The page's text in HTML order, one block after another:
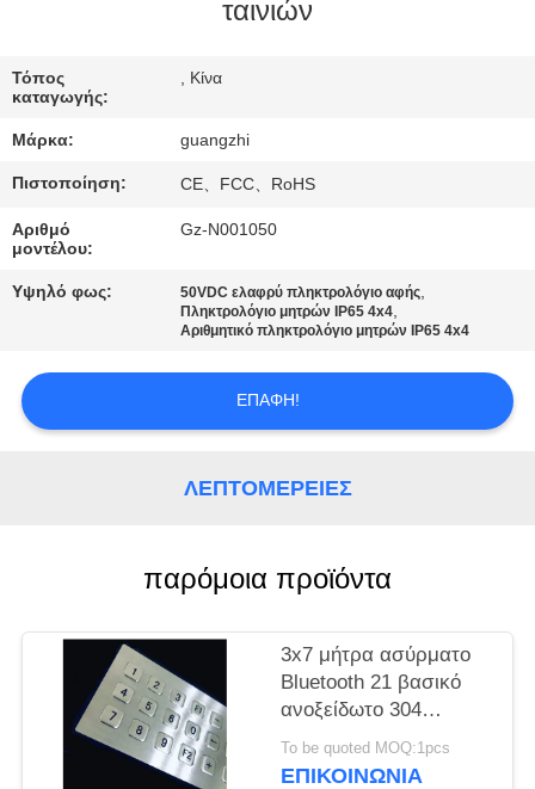
ΜΑΣ
ΕΛΆΤΕ
ΕΠΑΦΉ
ΜΕ
ΑΠΌΣΠΑΣΜΑ
ταινιών
Τόπος
καταγωγής:
, Κίνα
Μάρκα: guangzhi
Πιστοποίηση: CE、FCC、RoHS
Αριθμό
μοντέλου:
Gz-N001050
Υψηλό φως: 50VDC ελαφρύ πληκτρολόγιο αφής,
Πληκτρολόγιο μητρών IP65 4x4,
Αριθμητικό πληκτρολόγιο μητρών IP65 4x4
ΕΠΑΦΉ!
ΛΕΠΤΟΜΈΡΕΙΕΣ
παρόμοια προϊόντα
3x7 μήτρα ασύρματο
Bluetooth 21 βασικό
ανοξείδωτο 304
πληκτρολογίων
To be quoted MOQ:1pcs
ΕΠΙΚΟΙΝΩΝΊΑ